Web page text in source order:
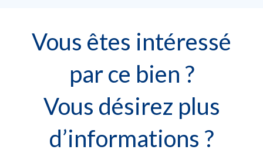
Vous êtes intéressé
par ce bien ?
Vous désirez plus
d’informations ?